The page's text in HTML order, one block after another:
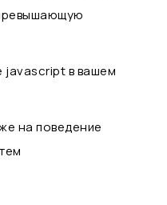
javascript в вашем
на поведение